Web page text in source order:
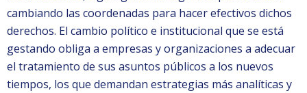
cambiando las coordenadas para hacer efectivos dichos
derechos. El cambio político e institucional que se está
gestando obliga a empresas y organizaciones a adecuar
el tratamiento de sus asuntos públicos a los nuevos
tiempos, los que demandan estrategias más analíticas y